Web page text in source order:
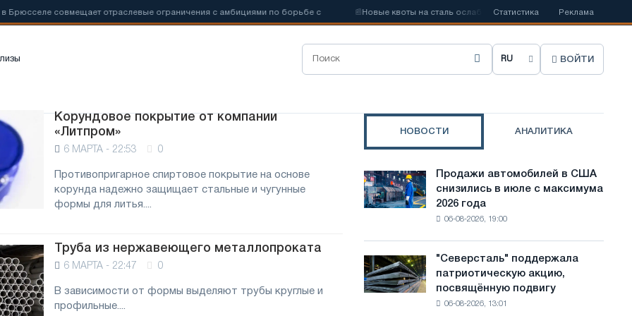
совмещает отраслевые ограничения с амбициями по борьбе с Новые квоты на сталь ослабят конкуренцию в Соединенном
Статистика Реклама
В
б
т
з
ы
к
ВОЙТИ
Корундовое покрытие от компании
«Литпром»
6 МАРТА - 22:53 0
Противопригарное спиртовое покрытие на основе
корунда надежно защищает стальные и чугунные
формы для литья....
Труба из нержавеющего металлопроката
6 МАРТА - 22:47 0
В зависимости от формы выделяют трубы круглые и
профильные....
НОВОСТИ АНАЛИТИКА
Продажи
автомобилей
в
июле
с
Продажи автомобилей в США
снизились в июле с максимума
2026 года
06-08-2026, 19:00
"Северсталь"
поддержала
патриотическую
"Северсталь" поддержала
патриотическую акцию,
посвящённую подвигу
06-08-2026, 13:01